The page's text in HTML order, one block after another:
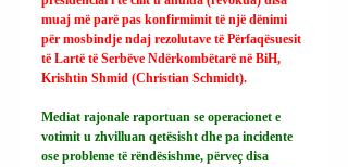
muaj më parë pas konfirmimit të një dënimi
për mosbindje ndaj rezolutave të Përfaqësuesit
të Lartë të Serbëve Ndërkombëtarë në BiH,
Krishtin Shmid (Christian Schmidt).
Mediat rajonale raportuan se operacionet e
votimit u zhvilluan qetësisht dhe pa incidente
ose probleme të rëndësishme, përveç disa